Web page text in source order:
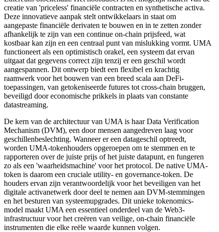
creatie van 'priceless' financiële contracten en synthetische activa.
Deze innovatieve aanpak stelt ontwikkelaars in staat om
aangepaste financiële derivaten te bouwen en in te zetten zonder
afhankelijk te zijn van een continue on-chain prijsfeed, wat
kostbaar kan zijn en een centraal punt van mislukking vormt. UMA
functioneert als een optimistisch orakel, een systeem dat ervan
uitgaat dat gegevens correct zijn tenzij er een geschil wordt
aangespannen. Dit ontwerp biedt een flexibel en krachtig
raamwerk voor het bouwen van een breed scala aan DeFi-
toepassingen, van getokeniseerde futures tot cross-chain bruggen,
beveiligd door economische prikkels in plaats van constante
datastreaming.
De kern van de architectuur van UMA is haar Data Verification
Mechanism (DVM), een door mensen aangedreven laag voor
geschillenbeslechting. Wanneer er een datageschil optreedt,
worden UMA-tokenhouders opgeroepen om te stemmen en te
rapporteren over de juiste prijs of het juiste datapunt, en fungeren
zo als een 'waarheidsmachine' voor het protocol. De native UMA-
token is daarom een cruciale utility- en governance-token. De
houders ervan zijn verantwoordelijk voor het beveiligen van het
digitale activanetwerk door deel te nemen aan DVM-stemmingen
en het besturen van systeemupgrades. Dit unieke tokenomics-
model maakt UMA een essentieel onderdeel van de Web3-
infrastructuur voor het creëren van veilige, on-chain financiële
instrumenten die elke reële waarde kunnen volgen.